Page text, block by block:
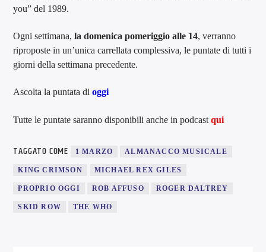
you” del 1989.
Ogni settimana,la domenica pomeriggio alle 14, verranno
riproposte in un’unica carrellata complessiva, le puntate di tutti i
giorni della settimana precedente.
Ascolta la puntata dioggi
Tutte le puntate saranno disponibili anche in podcastqui
TAGGATO COME 1 MARZO ALMANACCO MUSICALE
KING CRIMSON MICHAEL REX GILES
PROPRIO OGGI ROB AFFUSO ROGER DALTREY
SKID ROW THE WHO